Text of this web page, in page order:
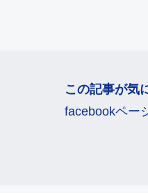
この記事が気
facebookペー